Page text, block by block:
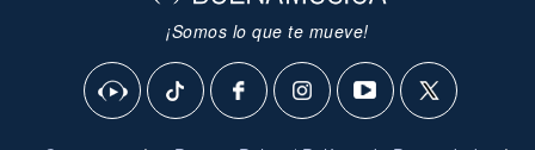
¡Somos lo que te mueve!